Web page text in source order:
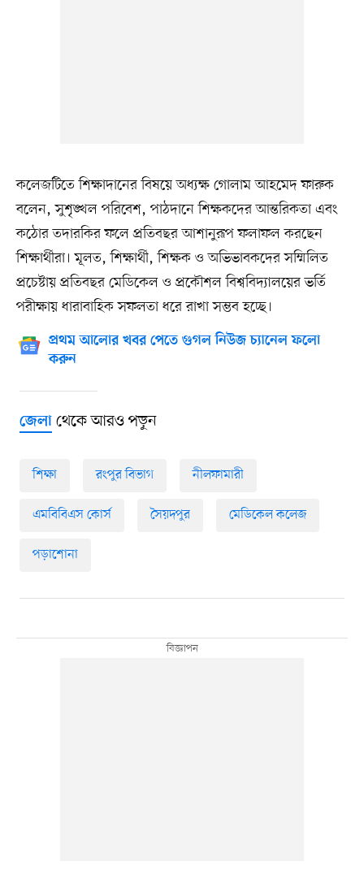
কলেজটিতে শিক্ষাদানের বিষয়ে অধ্যক্ষ গোলাম আহমেদ ফারুক
বলেন, সুশৃঙ্খল পরিবেশ, পাঠদানে শিক্ষকদের আন্তরিকতা এবং
কঠোর তদারকির ফলে প্রতিবছর আশানুরূপ ফলাফল করছেন
শিক্ষার্থীরা। মূলত, শিক্ষার্থী, শিক্ষক ও অভিভাবকদের সম্মিলিত
প্রচেষ্টায় প্রতিবছর মেডিকেল ও প্রকৌশল বিশ্ববিদ্যালয়ের ভর্তি
পরীক্ষায় ধারাবাহিক সফলতা ধরে রাখা সম্ভব হচ্ছে।
প্রথম আলোর খবর পেতে গুগল নিউজ চ্যানেল ফলো
করুন
জেলাথেকে আরও পড়ুন
শিক্ষা রংপুর বিভাগ নীলফামারী
এমবিবিএস কোর্স সৈয়দপুর মেডিকেল কলেজ
পড়াশোনা